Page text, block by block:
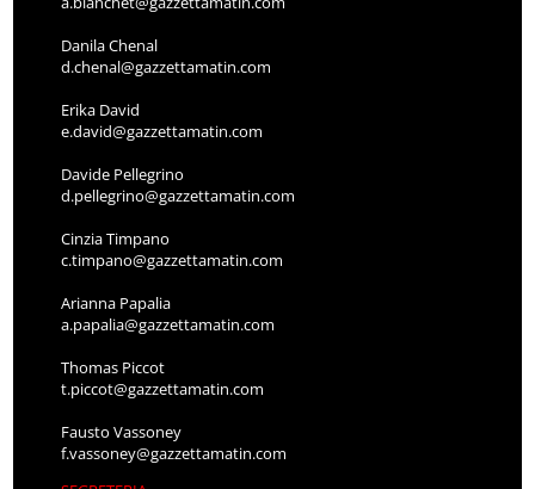
Danila Chenal
d.chenal@gazzettamatin.com
Erika David
e.david@gazzettamatin.com
Davide Pellegrino
d.pellegrino@gazzettamatin.com
Cinzia Timpano
c.timpano@gazzettamatin.com
Arianna Papalia
a.papalia@gazzettamatin.com
Thomas Piccot
t.piccot@gazzettamatin.com
Fausto Vassoney
f.vassoney@gazzettamatin.com